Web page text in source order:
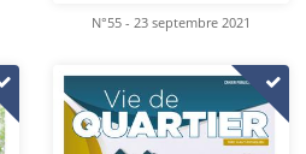
N°55 - 23 septembre 2021